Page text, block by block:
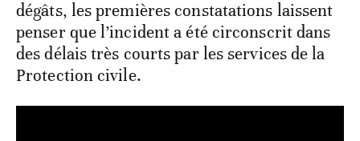
dégâts, les premières constatations laissent
penser que l’incident a été circonscrit dans
des délais très courts par les services de la
Protection civile.